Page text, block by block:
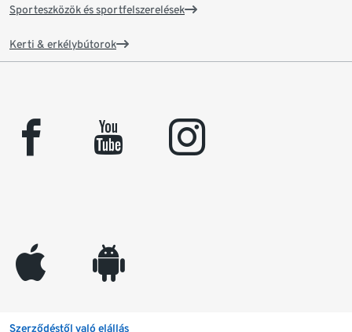
Sporteszközök és sportfelszerelések
Kerti & erkélybútorok
facebook youtube instagram
appleinc android
Szerződéstől való elállás